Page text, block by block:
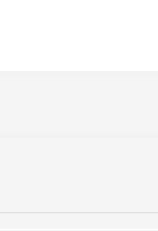
dòu jìng